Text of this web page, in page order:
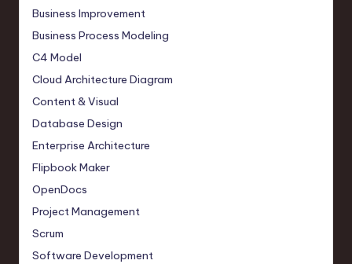
Business Improvement
Business Process Modeling
C4 Model
Cloud Architecture Diagram
Content & Visual
Database Design
Enterprise Architecture
Flipbook Maker
OpenDocs
Project Management
Scrum
Software Development